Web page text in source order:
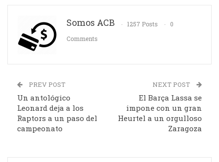
Somos ACB 1257 Posts
0
Comments
PREV POST
Un antológico
Leonard deja a los
Raptors a un paso del
campeonato
NEXT POST
El Barça Lassa se
impone con un gran
Heurtel a un orgulloso
Zaragoza